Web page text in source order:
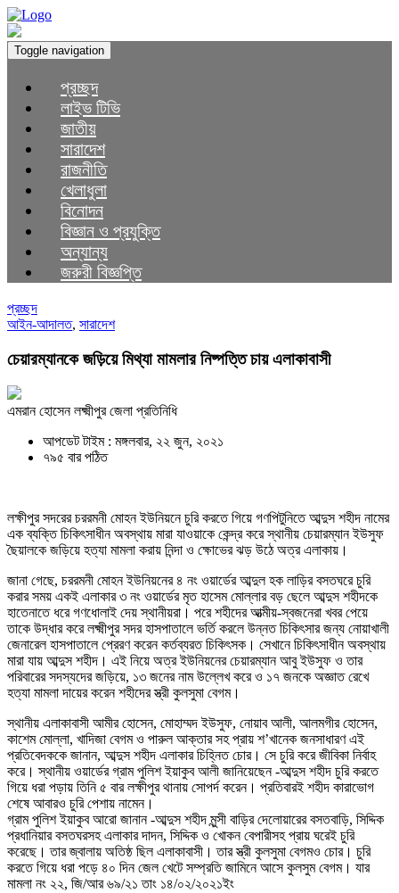
Toggle navigation
প্রচ্ছদ
লাইভ টিভি
জাতীয়
সারাদেশ
রাজনীতি
খেলাধুলা
বিনোদন
বিজ্ঞান ও প্রযুক্তি
অন্যান্য
জরুরী বিজ্ঞপ্তি
প্রচ্ছদ
আইন-আদালত, সারাদেশ
চেয়ারম্যানকে জড়িয়ে মিথ্যা মামলার নিষ্পত্তি চায় এলাকাবাসী
এমরান হোসেন লক্ষ্মীপুর জেলা প্রতিনিধি
আপডেট টাইম : মঙ্গলবার, ২২ জুন, ২০২১
৭৯৫ বার পঠিত
লক্ষীপুর সদরের চররমনী মোহন ইউনিয়নে চুরি করতে গিয়ে গণপিটুনিতে আব্দুস শহীদ নামের
এক ব্যক্তি চিকিৎসাধীন অবস্থায় মারা যাওয়াকে কেন্দ্র করে স্থানীয় চেয়ারম্যান ইউসুফ
ছৈয়ালকে জড়িয়ে হত্যা মামলা করায় নিন্দা ও ক্ষোভের ঝড় উঠে অত্র এলাকায়।
জানা গেছে, চররমনী মোহন ইউনিয়নের ৪ নং ওয়ার্ডের আব্দুল হক লাড়ির বসতঘরে চুরি
করার সময় একই এলাকার ৩ নং ওয়ার্ডের মৃত হাসেম মোল্লার বড় ছেলে আব্দুস শহীদকে
হাতেনাতে ধরে গণধোলাই দেয় স্থানীয়রা। পরে শহীদের আত্মীয়-স্বজনেরা খবর পেয়ে
তাকে উদ্ধার করে লক্ষ্মীপুর সদর হাসপাতালে ভর্তি করলে উন্নত চিকিৎসার জন্য নোয়াখালী
জেনারেল হাসপাতালে প্রেরণ করেন কর্তব্যরত চিকিৎসক। সেখানে চিকিৎসাধীন অবস্থায়
মারা যায় আব্দুস শহীদ। এই নিয়ে অত্র ইউনিয়নের চেয়ারম্যান আবু ইউসুফ ও তার
পরিবারের সদস্যদের জড়িয়ে, ১৩ জনের নাম উল্লেখ করে ও ১৭ জনকে অজ্ঞাত রেখে
হত্যা মামলা দায়ের করেন শহীদের স্ত্রী কুলসুমা বেগম।
স্থানীয় এলাকাবাসী আমীর হোসেন, মোহাম্মদ ইউসুফ, নোয়াব আলী, আলমগীর হোসেন,
কাশেম মোল্লা, খাদিজা বেগম ও পারুল আক্তার সহ প্রায় শ’খানেক জনসাধারণ এই
প্রতিবেদককে জানান, আব্দুস শহীদ এলাকার চিহ্নিত চোর। সে চুরি করে জীবিকা নির্বাহ
করে। স্থানীয় ওয়ার্ডের গ্রাম পুলিশ ইয়াকুব আলী জানিয়েছেন -আব্দুস শহীদ চুরি করতে
গিয়ে ধরা পড়ায় তিনি ৫ বার লক্ষীপুর থানায় সোপর্দ করেন। প্রতিবারই শহীদ কারাভোগ
শেষে আবারও চুরি পেশায় নামেন।
গ্রাম পুলিশ ইয়াকুব আরো জানান -আব্দুস শহীদ মুন্সী বাড়ির দেলোয়ারের বসতবাড়ি, সিদ্দিক
প্রধানিয়ার বসতঘরসহ এলাকার দাদন, সিদ্দিক ও খোকন বেপারীসহ প্রায় ঘরেই চুরি
করেছে। তার জ্বালায় অতিষ্ঠ ছিল এলাকাবাসী। তার স্ত্রী কুলসুমা বেগমও চোর। চুরি
করতে গিয়ে ধরা পড়ে ৪০ দিন জেল খেটে সম্প্রতি জামিনে আসে কুলসুম বেগম। যার
মামলা নং ২২, জি/আর ৬৯/২১ তাং ১৪/০২/২০২১ইং